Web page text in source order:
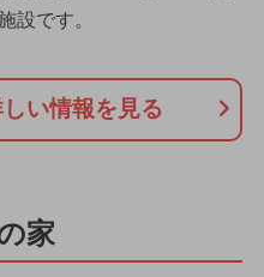
設です。
い情報を見る
家